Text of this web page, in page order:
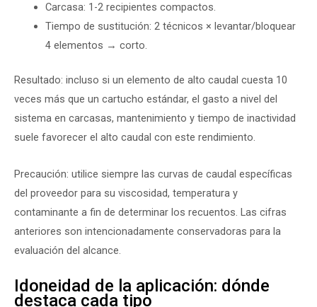
Carcasa: 1-2 recipientes compactos.
Tiempo de sustitución: 2 técnicos × levantar/bloquear
4 elementos → corto.
Resultado: incluso si un elemento de alto caudal cuesta 10
veces más que un cartucho estándar, el gasto a nivel del
sistema en carcasas, mantenimiento y tiempo de inactividad
suele favorecer el alto caudal con este rendimiento.
Precaución: utilice siempre las curvas de caudal específicas
del proveedor para su viscosidad, temperatura y
contaminante a fin de determinar los recuentos. Las cifras
anteriores son intencionadamente conservadoras para la
evaluación del alcance.
Idoneidad de la aplicación: dónde
destaca cada tipo